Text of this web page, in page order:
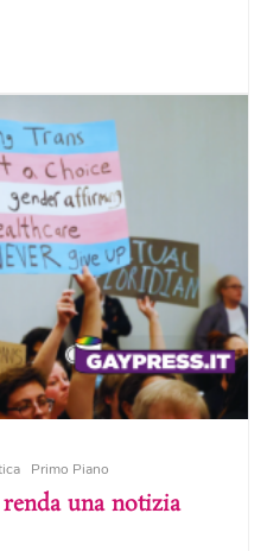
Primo Piano
renda una notizia